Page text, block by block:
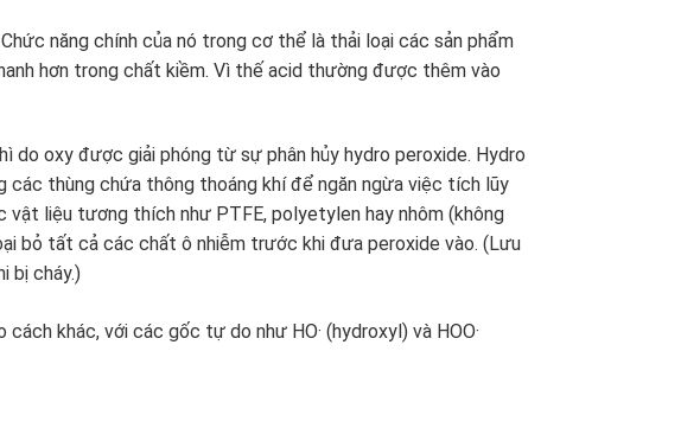
năng chính của nó trong cơ thể là thải loại các sản phẩm
hơn trong chất kiềm. Vì thế acid thường được thêm vào
oxy được giải phóng từ sự phân hủy hydro peroxide. Hydro
các thùng chứa thông thoáng khí để ngăn ngừa việc tích lũy
liệu tương thích như PTFE, polyetylen hay nhôm (không
bỏ tất cả các chất ô nhiễm trước khi đưa peroxide vào. (Lưu
bị cháy.)
khác, với các gốc tự do như HO· (hydroxyl) và HOO·